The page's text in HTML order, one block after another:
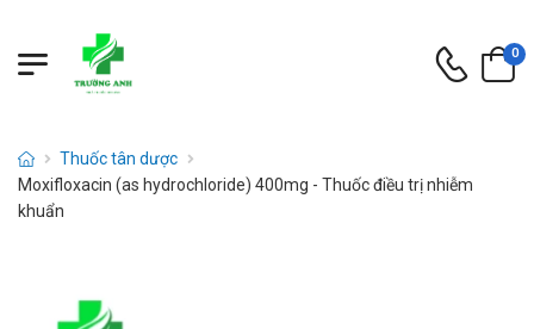
0
Thuốc tân dược
Moxifloxacin (as hydrochloride) 400mg - Thuốc điều trị nhiễm
khuẩn